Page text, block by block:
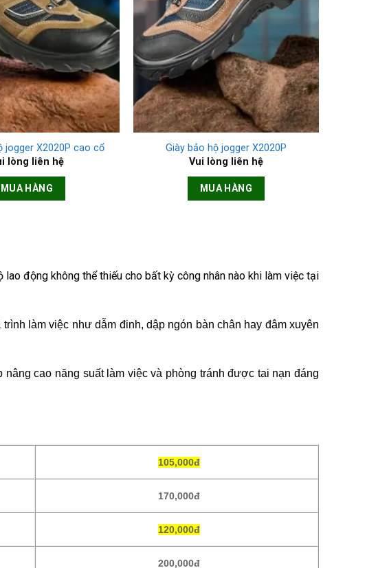
jogger X2020P cao cổ
lòng liên hệ
MUA HÀNG
Giày bảo hộ jogger X2020P
Vui lòng liên hệ
MUA HÀNG
động không thể thiếu cho bất kỳ công nhân nào khi làm việc tại
làm việc như dẫm đinh, dập ngón bàn chân hay đâm xuyên
cao năng suất làm việc và phòng tránh được tai nạn đáng
105,000đ
170,000đ
120,000đ
200,000đ